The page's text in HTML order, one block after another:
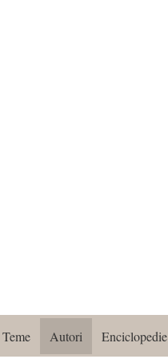
Teme Autori Enciclopedie